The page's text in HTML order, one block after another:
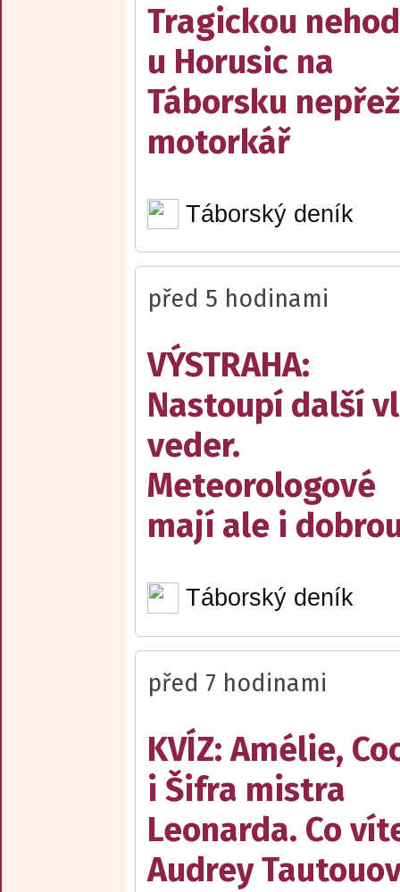
Tragickou
u Horusic na
Táborsku
motorkář
Táborský deník
před 5 hodinami
VÝSTRAHA:
Nastoupí další
veder.
Meteorologové
mají ale i
Táborský deník
před 7 hodinami
KVÍZ: Amélie,
i Šifra mistra
Leonarda. Co
Audrey